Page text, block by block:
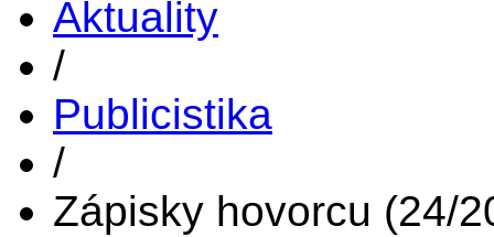
Aktuality
/
Publicistika
/
Zápisky hovorcu (24/